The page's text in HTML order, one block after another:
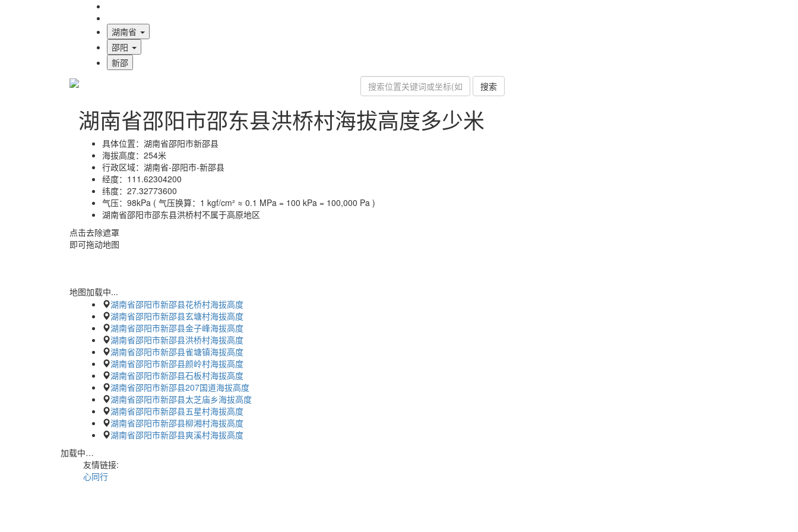
湖南省
邵阳
新邵
搜索
湖南省邵阳市邵东县洪桥村海拔高度多少米
具体位置： 湖南省邵阳市新邵县
海拔高度： 254米
行政区域： 湖南省-邵阳市-新邵县
经度： 111.62304200
纬度： 27.32773600
气压： 98kPa ( 气压换算：1 kgf/cm² ≈ 0.1 MPa = 100 kPa = 100,000 Pa )
湖南省邵阳市邵东县洪桥村不属于高原地区
点击去除遮罩
即可拖动地图
地图加载中...
湖南省邵阳市新邵县花桥村海拔高度
湖南省邵阳市新邵县玄塘村海拔高度
湖南省邵阳市新邵县金子峰海拔高度
湖南省邵阳市新邵县洪桥村海拔高度
湖南省邵阳市新邵县雀塘镇海拔高度
湖南省邵阳市新邵县颜岭村海拔高度
湖南省邵阳市新邵县石板村海拔高度
湖南省邵阳市新邵县207国道海拔高度
湖南省邵阳市新邵县太芝庙乡海拔高度
湖南省邵阳市新邵县五星村海拔高度
湖南省邵阳市新邵县柳湘村海拔高度
湖南省邵阳市新邵县爽溪村海拔高度
加载中…
友情链接:
心同行